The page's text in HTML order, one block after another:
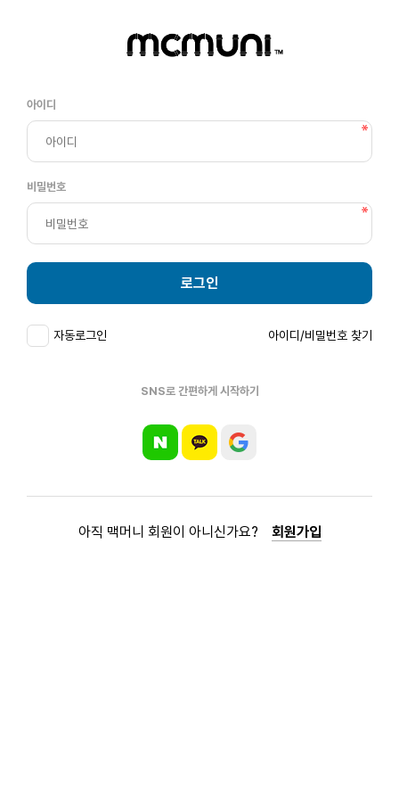
아이디
비밀번호
로그인
자동로그인 아이디/비밀번호 찾기
SNS로 간편하게 시작하기
아직 맥머니 회원이 아니신가요? 회원가입